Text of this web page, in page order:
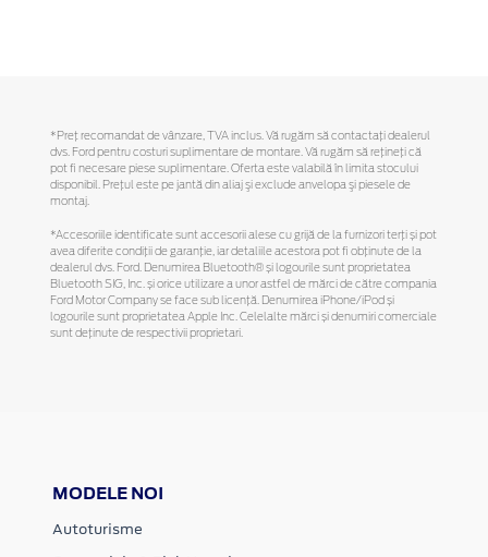
*Preţ recomandat de vânzare, TVA inclus. Vă rugăm să contactaţi dealerul
dvs. Ford pentru costuri suplimentare de montare. Vă rugăm să reţineţi că
pot fi necesare piese suplimentare. Oferta este valabilă în limita stocului
disponibil. Preţul este pe jantă din aliaj şi exclude anvelopa şi piesele de
montaj.
*Accesoriile identificate sunt accesorii alese cu grijă de la furnizori terți și pot
avea diferite condiții de garanție, iar detaliile acestora pot fi obținute de la
dealerul dvs. Ford. Denumirea Bluetooth® și logourile sunt proprietatea
Bluetooth SIG, Inc. și orice utilizare a unor astfel de mărci de către compania
Ford Motor Company se face sub licență. Denumirea iPhone/iPod și
logourile sunt proprietatea Apple Inc. Celelalte mărci și denumiri comerciale
sunt deținute de respectivii proprietari.
MODELE NOI
Autoturisme